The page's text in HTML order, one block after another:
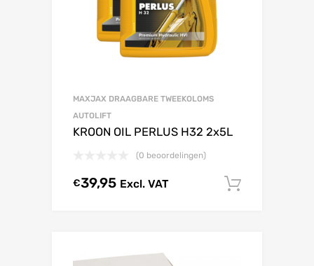
MAXJAX DRAAGBARE TWEEKOLOMS
AUTOLIFT
KROON OIL PERLUS H32 2x5L
(0 beoordelingen)
€39,95 Excl. VAT